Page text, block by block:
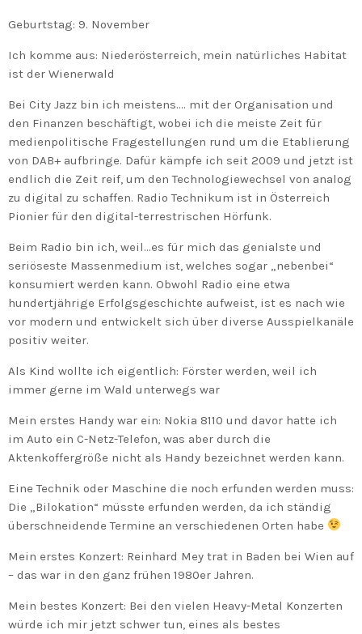
Geburtstag: 9. November
Ich komme aus: Niederösterreich, mein natürliches Habitat
ist der Wienerwald
Bei City Jazz bin ich meistens…. mit der Organisation und
den Finanzen beschäftigt, wobei ich die meiste Zeit für
medienpolitische Fragestellungen rund um die Etablierung
von DAB+ aufbringe. Dafür kämpfe ich seit 2009 und jetzt ist
endlich die Zeit reif, um den Technologiewechsel von analog
zu digital zu schaffen. Radio Technikum ist in Österreich
Pionier für den digital-terrestrischen Hörfunk.
Beim Radio bin ich, weil…es für mich das genialste und
seriöseste Massenmedium ist, welches sogar „nebenbei“
konsumiert werden kann. Obwohl Radio eine etwa
hundertjährige Erfolgsgeschichte aufweist, ist es nach wie
vor modern und entwickelt sich über diverse Ausspielkanäle
positiv weiter.
Als Kind wollte ich eigentlich: Förster werden, weil ich
immer gerne im Wald unterwegs war
Mein erstes Handy war ein: Nokia 8110 und davor hatte ich
im Auto ein C-Netz-Telefon, was aber durch die
Aktenkoffergröße nicht als Handy bezeichnet werden kann.
Eine Technik oder Maschine die noch erfunden werden muss:
Die „Bilokation“ müsste erfunden werden, da ich ständig
überschneidende Termine an verschiedenen Orten habe
Mein erstes Konzert: Reinhard Mey trat in Baden bei Wien auf
– das war in den ganz frühen 1980er Jahren.
Mein bestes Konzert: Bei den vielen Heavy-Metal Konzerten
würde ich mir jetzt schwer tun, eines als bestes